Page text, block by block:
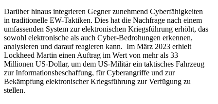
Darüber hinaus integrieren Gegner zunehmend Cyberfähigkeiten
in traditionelle EW-Taktiken. Dies hat die Nachfrage nach einem
umfassenden System zur elektronischen Kriegsführung erhöht, das
sowohl elektronische als auch Cyber-Bedrohungen erkennen,
analysieren und darauf reagieren kann. Im März 2023 erhielt
Lockheed Martin einen Auftrag im Wert von mehr als 33
Millionen US-Dollar, um dem US-Militär ein taktisches Fahrzeug
zur Informationsbeschaffung, für Cyberangriffe und zur
Bekämpfung elektronischer Kriegsführung zur Verfügung zu
stellen.